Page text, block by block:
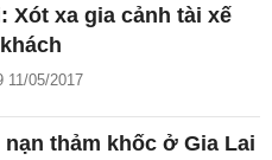
Xót xa gia cảnh tài xế
11/05/2017
nạn thảm khốc ở Gia Lai